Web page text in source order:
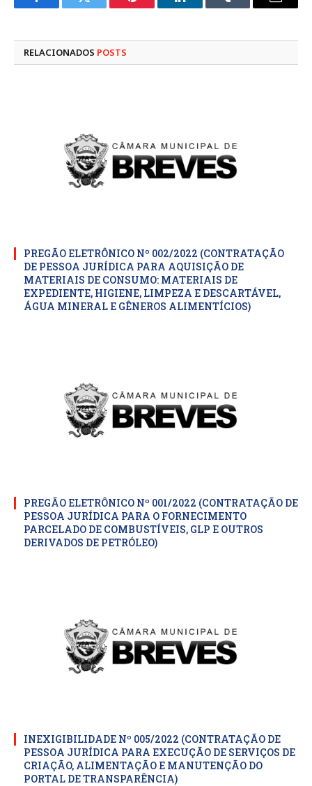
FacebookTwitter Pinterest LinkedInTumblr
E-
RELACIONADOS POSTS
PREGÃO ELETRÔNICO Nº 002/2022 (CONTRATAÇÃO
DE PESSOA JURÍDICA PARA AQUISIÇÃO DE
MATERIAIS DE CONSUMO: MATERIAIS DE
EXPEDIENTE, HIGIENE, LIMPEZA E DESCARTÁVEL,
ÁGUA MINERAL E GÊNEROS ALIMENTÍCIOS)
PREGÃO ELETRÔNICO Nº 001/2022 (CONTRATAÇÃO DE
PESSOA JURÍDICA PARA O FORNECIMENTO
PARCELADO DE COMBUSTÍVEIS, GLP E OUTROS
DERIVADOS DE PETRÓLEO)
INEXIGIBILIDADE Nº 005/2022 (CONTRATAÇÃO DE
PESSOA JURÍDICA PARA EXECUÇÃO DE SERVIÇOS DE
CRIAÇÃO, ALIMENTAÇÃO E MANUTENÇÃO DO
PORTAL DE TRANSPARÊNCIA)